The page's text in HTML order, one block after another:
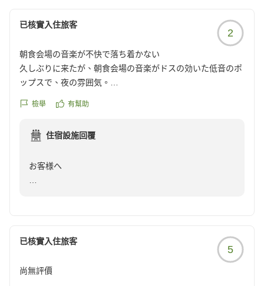
已核實入住旅客
2
朝食会場の音楽が不快で落ち着かない
久しぶりに来たが、朝食会場の音楽がドスの効いた低音のポ
ップスで、夜の雰囲気。
はヨーロッパのようにBGMなしにならないものか。
ホテルの清潔さや、朝食の内容自体は悪くないが不快。
年間10泊近くしているが、今後どうしようかと思う。
檢舉 有幫助
住宿設施回覆
お客様へ
不快な思いをさせてしまったことを心よりお詫び申し上
BGMへのご意見をレストランに申し伝え、早急に対応
已核實入住旅客
5
尚無評價